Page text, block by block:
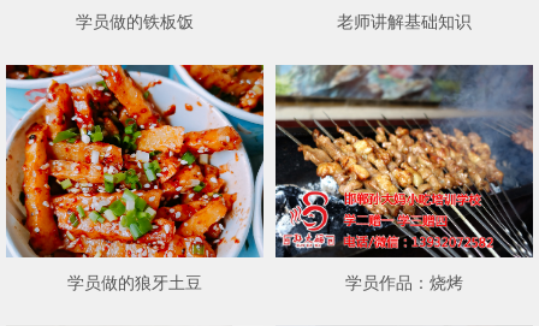
学员做的铁板饭 老师讲解基础知识
学员做的狼牙土豆 学员作品：烧烤